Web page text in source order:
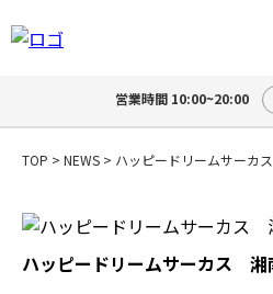
営業時間 10:00~20:00
TOP > NEWS > ハッピードリームサーカ
ハッピードリームサーカス 湘